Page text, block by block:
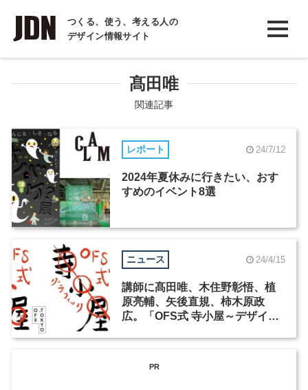
つくる、使う、考える人の
デザイン情報サイト
INTERVIEW
インタビュー
COLUMN
コラム
髙田唯
関連記事
レポート 24/7/12
2024年夏休みに行きたい、おす
すめのイベント8選
ニュース 24/4/15
講師に髙田唯、木住野彰悟、植
原亮輔、矢後直規、柿木原政
広。「OFS式 寺小屋～デザイン
PR